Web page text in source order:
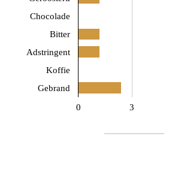
0 3
Chocolade
Bitter
Adstringent
Koffie
Gebrand